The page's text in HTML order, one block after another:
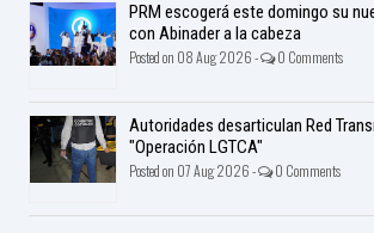
PRM escogerá este domingo su
con Abinader a la cabeza
Posted on 08 Aug 2026 - 0 Comments
Autoridades desarticulan Red
"Operación LGTCA"
Posted on 07 Aug 2026 - 0 Comments